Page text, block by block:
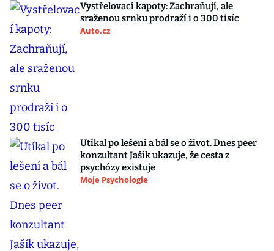
Vystřelovací kapoty: Zachraňují, ale
sraženou srnku prodraží i o 300 tisíc
Auto.cz
Utíkal po lešení a bál se o život. Dnes peer
konzultant Jašík ukazuje, že cesta z
psychózy existuje
Moje Psychologie